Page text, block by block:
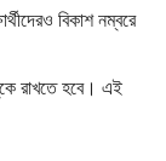
বিকাশ নম্বরে
রাখতে হবে। এই